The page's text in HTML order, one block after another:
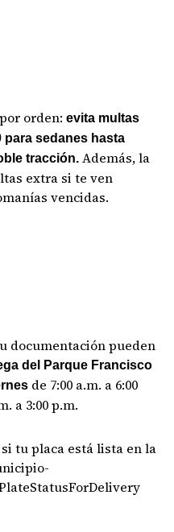
orden: evita multas
para sedanes hasta
tracción. Además, la
extra si te ven
vencidas.
documentación pueden
del Parque Francisco
de 7:00 a.m. a 6:00
a 3:00 p.m.
tu placa está lista en la